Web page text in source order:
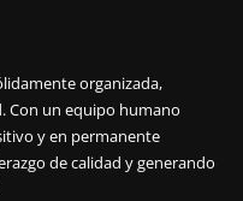
organizada,
Con un equipo humano
y en permanente
de calidad y generando